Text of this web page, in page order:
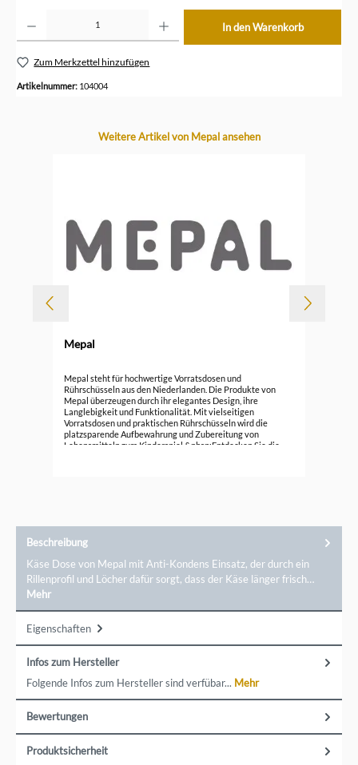
In den Warenkorb
Zum Merkzettel hinzufügen
Artikelnummer: 104004
Produktgalerie überspringen
Weitere Artikel von Mepal ansehen
Mepal
Mepal steht für hochwertige Vorratsdosen und
Rührschüsseln aus den Niederlanden. Die Produkte von
Mepal überzeugen durch ihr elegantes Design, ihre
Langlebigkeit und Funktionalität. Mit vielseitigen
Vorratsdosen und praktischen Rührschüsseln wird die
platzsparende Aufbewahrung und Zubereitung von
Lebensmitteln zum Kinderspiel.&nbsp;Entdecken Sie die
Beschreibung
Käse Dose von Mepal mit Anti-Kondens Einsatz, der durch ein
Rillenprofil und Löcher dafür sorgt, dass der Käse länger frisch…
Mehr
Eigenschaften
Infos zum Hersteller
Folgende Infos zum Hersteller sind verfübar... Mehr
Bewertungen
Produktsicherheit